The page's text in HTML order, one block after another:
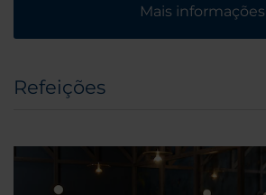
Mais informações
Refeições